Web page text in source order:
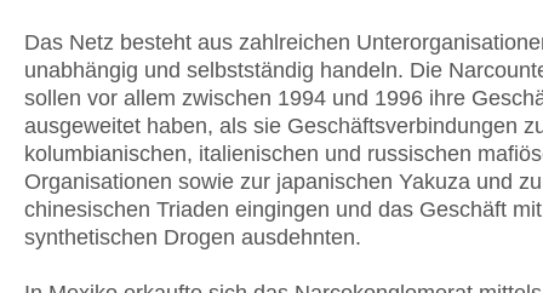
Das Netz besteht aus zahlreichen
unabhängig und selbstständig handeln. Die
sollen vor allem zwischen 1994 und 1996 ihre
ausgeweitet haben, als sie Geschäftsverbindungen
kolumbianischen, italienischen und russischen
Organisationen sowie zur japanischen Yakuza und
chinesischen Triaden eingingen und das Geschäft
synthetischen Drogen ausdehnten.